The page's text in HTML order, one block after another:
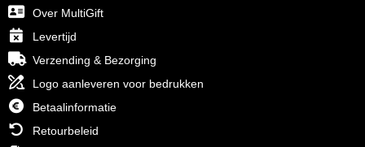
Over MultiGift
Levertijd
Verzending & Bezorging
Logo aanleveren voor bedrukken
Betaalinformatie
Retourbeleid